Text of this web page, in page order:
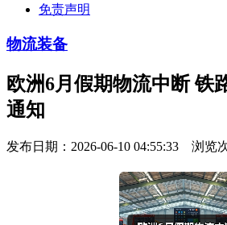
免责声明
物流装备
欧洲6月假期物流中断 铁
通知
发布日期：2026-06-10 04:55:33 浏览